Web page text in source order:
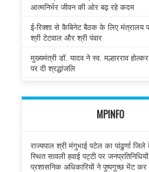
आत्मनिर्भर जीवन की ओर बढ़ रहे कदम
ई-रिक्शा से कैबिनेट बैठक के लिए मंत्रालय
श्री टेटवाल और श्री पंवार
मुख्यमंत्री डॉ. यादव ने स्व. मल्हारराव
पर दी श्रद्धांजलि
MPINFO
राज्यपाल श्री मंगुभाई पटेल का पांढुर्णा
स्थित सावली हवाई पट्टी पर
प्रशासनिक अधिकारियों ने पुष्पगुच्छ भेंट कर